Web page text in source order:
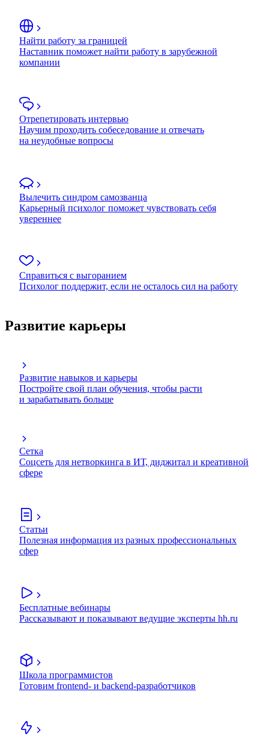
Найти работу за границей
Наставник поможет найти работу в зарубежной
компании
Отрепетировать интервью
Научим проходить собеседование и отвечать
на неудобные вопросы
Вылечить синдром самозванца
Карьерный психолог поможет чувствовать себя
увереннее
Справиться с выгоранием
Психолог поддержит, если не осталось сил на работу
Развитие карьеры
Развитие навыков и карьеры
Постройте свой план обучения, чтобы расти
и зарабатывать больше
Сетка
Соцсеть для нетворкинга в ИТ, диджитал и креативной
сфере
Статьи
Полезная информация из разных профессиональных
сфер
Бесплатные вебинары
Рассказывают и показывают ведущие эксперты hh.ru
Школа программистов
Готовим frontend- и backend-разработчиков